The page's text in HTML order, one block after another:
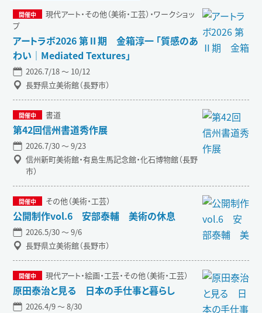
現代アート・その他（美術・工芸）・ワークショッ
プ
アートラボ2026 第Ⅱ期 金箱淳一 「質感のあ
わい｜Mediated Textures」
2026.7/18 〜 10/12
長野県立美術館（長野市）
書道
第42回信州書道秀作展
2026.7/30 〜 9/23
信州新町美術館・有島生馬記念館・化石博物館（長野
市）
その他（美術・工芸）
公開制作vol.6 安部泰輔 美術の休息
2026.5/30 〜 9/6
長野県立美術館（長野市）
現代アート・絵画・工芸・その他（美術・工芸）
原田泰治と見る 日本の手仕事と暮らし
2026.4/9 〜 8/30